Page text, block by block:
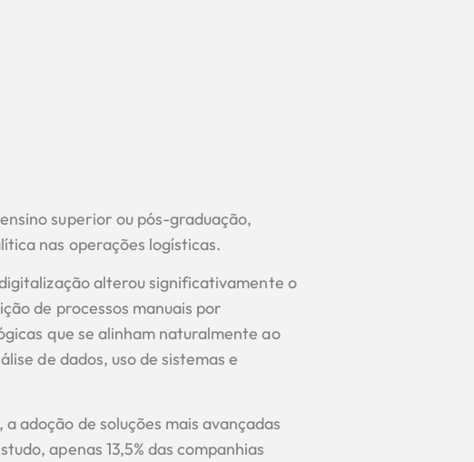
superior ou pós-graduação,
nas operações logísticas.
alterou significativamente o
de processos manuais por
que se alinham naturalmente ao
de dados, uso de sistemas e
adoção de soluções mais avançadas
apenas 13,5% das companhias